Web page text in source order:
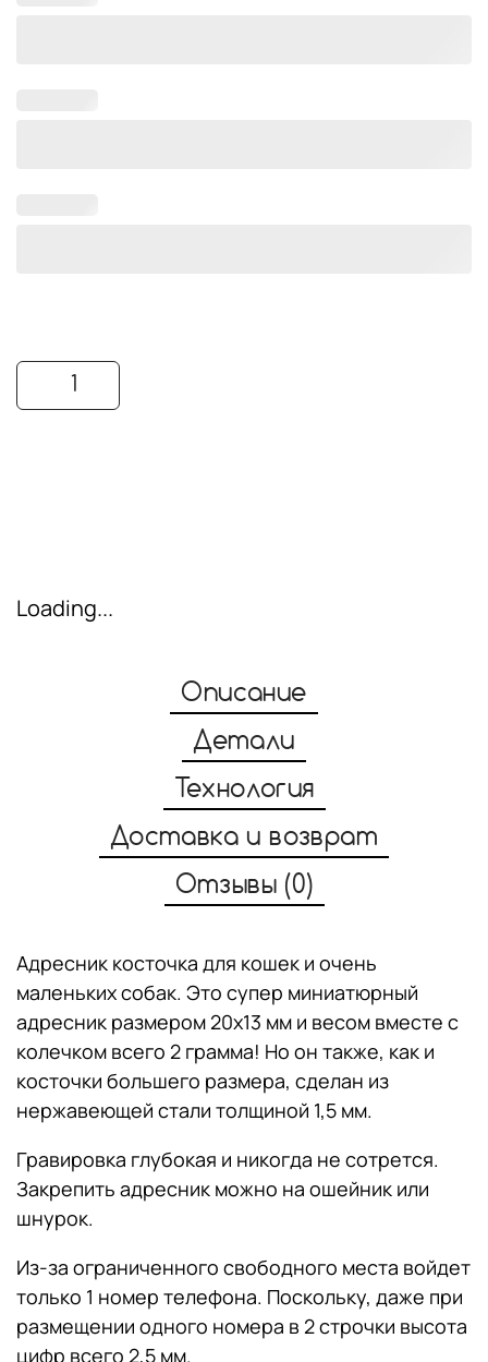
Loading...
Описание
Детали
Технология
Доставка и возврат
Отзывы (0)
Адресник косточка для кошек и очень
маленьких собак. Это супер миниатюрный
адресник размером 20х13 мм и весом вместе с
колечком всего 2 грамма! Но он также, как и
косточки большего размера, сделан из
нержавеющей стали толщиной 1,5 мм.
Гравировка глубокая и никогда не сотрется.
Закрепить адресник можно на ошейник или
шнурок.
Из-за ограниченного свободного места войдет
только 1 номер телефона. Поскольку, даже при
размещении одного номера в 2 строчки высота
цифр всего 2,5 мм.